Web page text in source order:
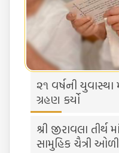
૨૧ વર્ષની યુવાસ્થા
ગ્રહણ કર્યો
શ્રી જીરાવલા
સામુહિક ચૈત્રી